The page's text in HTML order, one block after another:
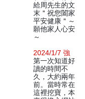
給周先生的文
末＂祝您闔家
平安健康＂～
願他家人心安
～
2024/1/7 強
第一次知道好
讀的時間不
久，大約兩年
前。當時常在
這裡挖寶，本